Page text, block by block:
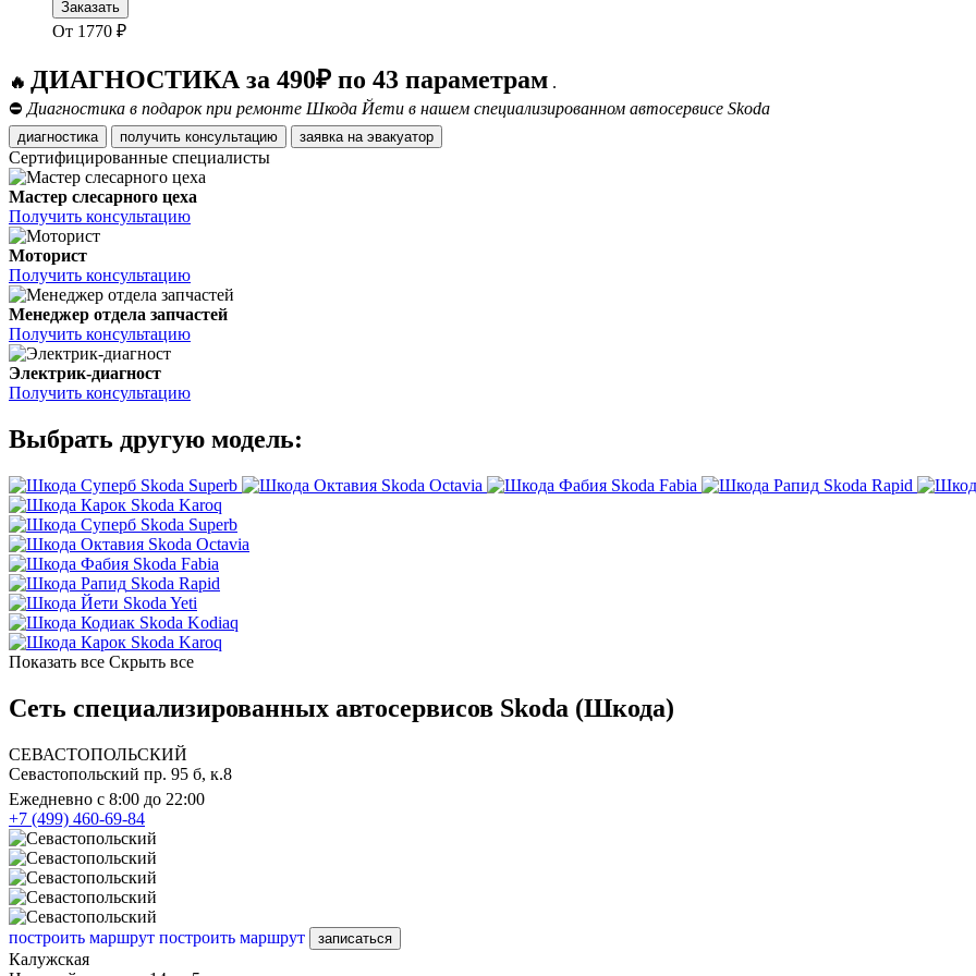
Заказать
От 1770 ₽
🔥 ДИАГНОСТИКА за 490₽ по 43 параметрам .
⛔ Диагностика в подарок при ремонте Шкода Йети в нашем специализированном автосервисе Skoda
диагностика получить консультацию заявка на эвакуатор
Сертифицированные специалисты
Мастер слесарного цеха
Получить консультацию
Моторист
Получить консультацию
Менеджер отдела запчастей
Получить консультацию
Электрик-диагност
Получить консультацию
Выбрать другую модель:
Skoda Superb Skoda Octavia Skoda Fabia Skoda Rapid
Skoda Karoq
Skoda Superb
Skoda Octavia
Skoda Fabia
Skoda Rapid
Skoda Yeti
Skoda Kodiaq
Skoda Karoq
Показать все Скрыть все
Сеть специализированных автосервисов Skoda (Шкода)
СЕВАСТОПОЛЬСКИЙ
Севастопольский пр. 95 б, к.8
Ежедневно с 8:00 до 22:00
+7 (499) 460-69-84
построить маршрут построить маршрут записаться
Калужская